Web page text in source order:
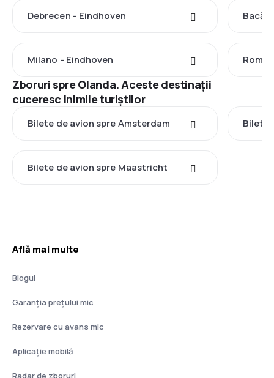
Debrecen - Eindhoven
Milano - Eindhoven Roma
Zboruri spre Olanda. Aceste destinații
cuceresc inimile turiștilor
Bilete de avion spre Amsterdam Bilete
Bilete de avion spre Maastricht
Află mai multe
Blogul
Garanția prețului mic
Rezervare cu avans mic
Aplicație mobilă
Radar de zboruri